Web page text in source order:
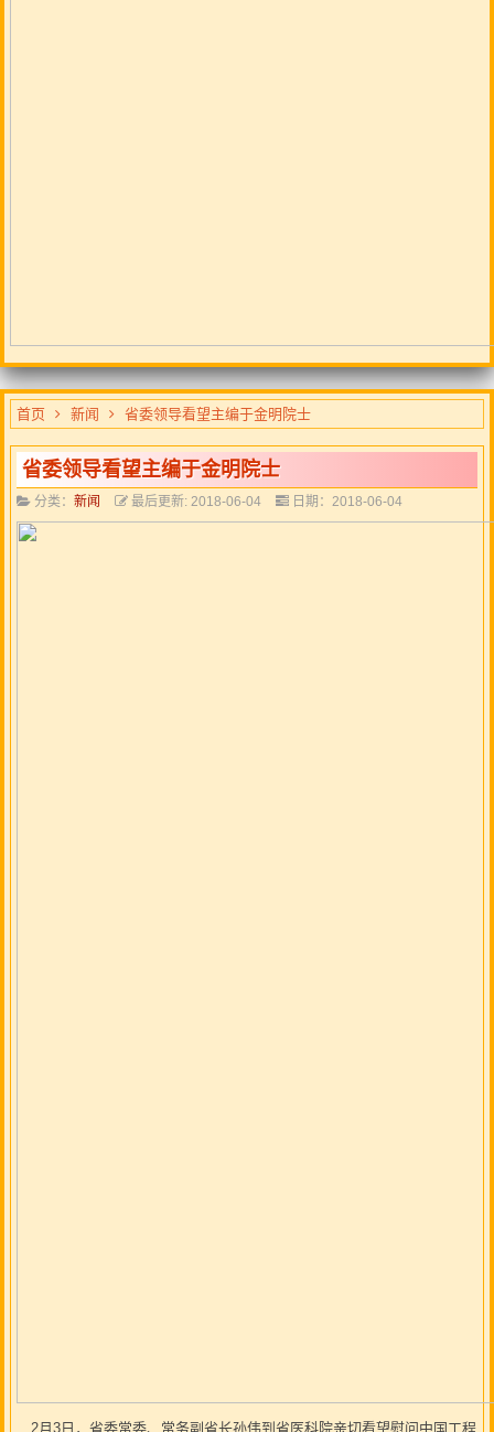
首页 新闻 省委领导看望主编于金明院士
省委领导看望主编于金明院士
分类： 新闻 最后更新: 2018-06-04 日期：2018-06-04
2月3日，省委常委、常务副省长孙伟到省医科院亲切看望慰问中国工程